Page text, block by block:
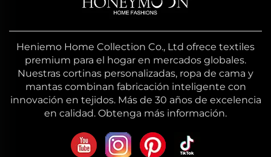
Heniemo Home Collection Co., Ltd ofrece textiles
premium para el hogar en mercados globales.
Nuestras cortinas personalizadas, ropa de cama y
mantas combinan fabricación inteligente con
innovación en tejidos. Más de 30 años de excelencia
en calidad. Obtenga más información.